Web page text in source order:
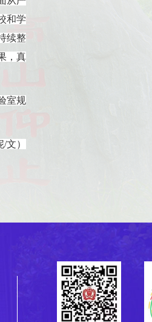
和学
续整
，真
室规
/文）